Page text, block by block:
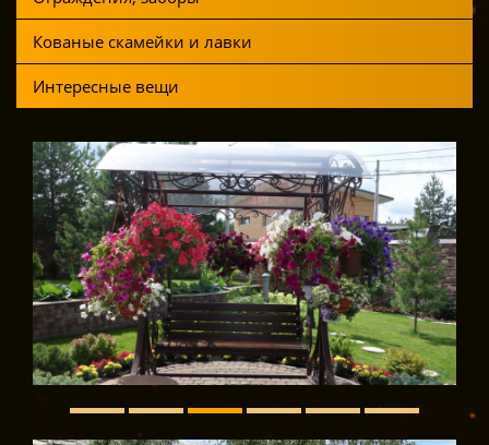
Кованые скамейки и лавки
Интересные вещи